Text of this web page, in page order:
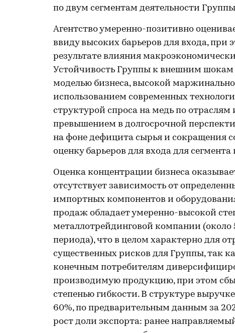
по двум сегментам деятельности
Агентство умеренно-позитивно
ввиду высоких барьеров для входа, при
результате влияния
Устойчивость Группы к внешним
моделью бизнеса, высокой
использованием современных
структурой спроса на медь по
превышением в долгосрочной
на фоне дефицита сырья и сокращения
оценку барьеров для входа для
Оценка концентрации бизнеса
отсутствует зависимость от
импортных компонентов и
продаж обладает умеренно-высокой
металлотрейдинговой компании
периода), что в целом характерно для
существенных рисков для Группы, так
конечным потребителям
производимую продукцию, при этом
степенью гибкости. В структуре
60%, по предварительным данным за
рост доли экспорта: ранее